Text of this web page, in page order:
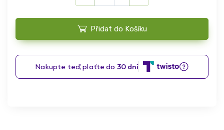
Přidat do Košíku